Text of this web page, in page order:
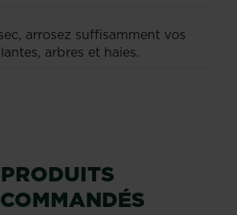
arrosez suffisamment vos
arbres et haies.
PRODUITS